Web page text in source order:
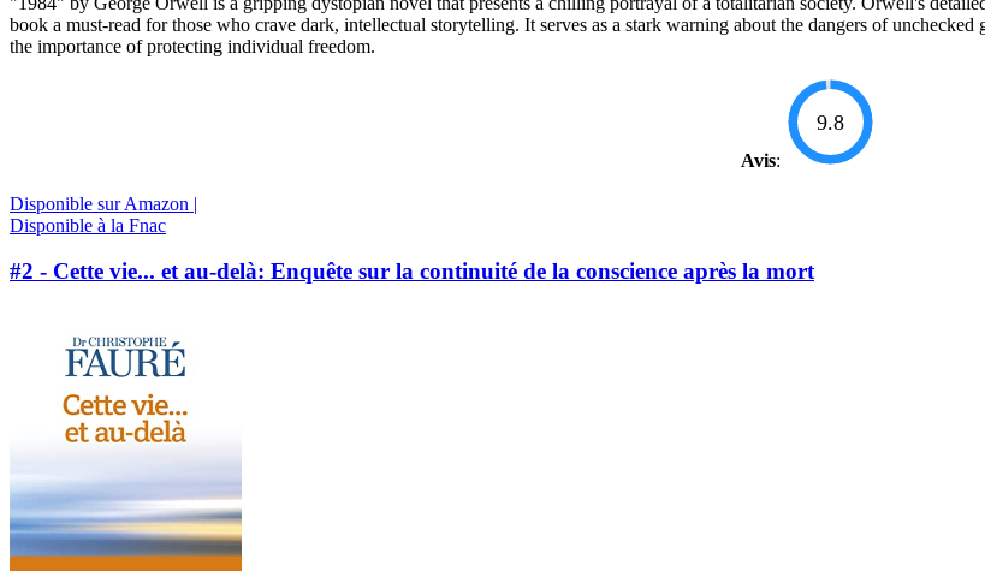
book a must-read for those who crave dark, intellectual storytelling. It serves as a stark warning about the dangers of
the importance of protecting individual freedom.
Avis:
9.8
Disponible sur Amazon |
Disponible à la Fnac
#2 - Cette vie... et au-delà: Enquête sur la continuité de la conscience après la mort